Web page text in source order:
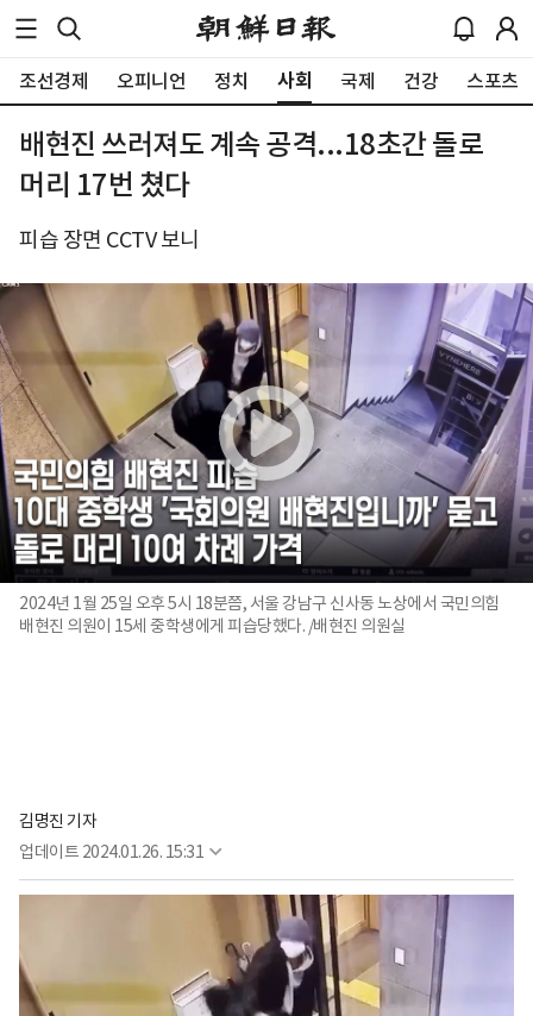
조선경제 오피니언 정치 사회 국제 건강 스포츠
배현진 쓰러져도 계속 공격...18초간 돌로
머리 17번 쳤다
피습 장면 CCTV 보니
2024년 1월 25일 오후 5시 18분쯤, 서울 강남구 신사동 노상에서 국민의힘
배현진 의원이 15세 중학생에게 피습당했다. /배현진 의원실
김명진 기자
업데이트 2024.01.26. 15:31